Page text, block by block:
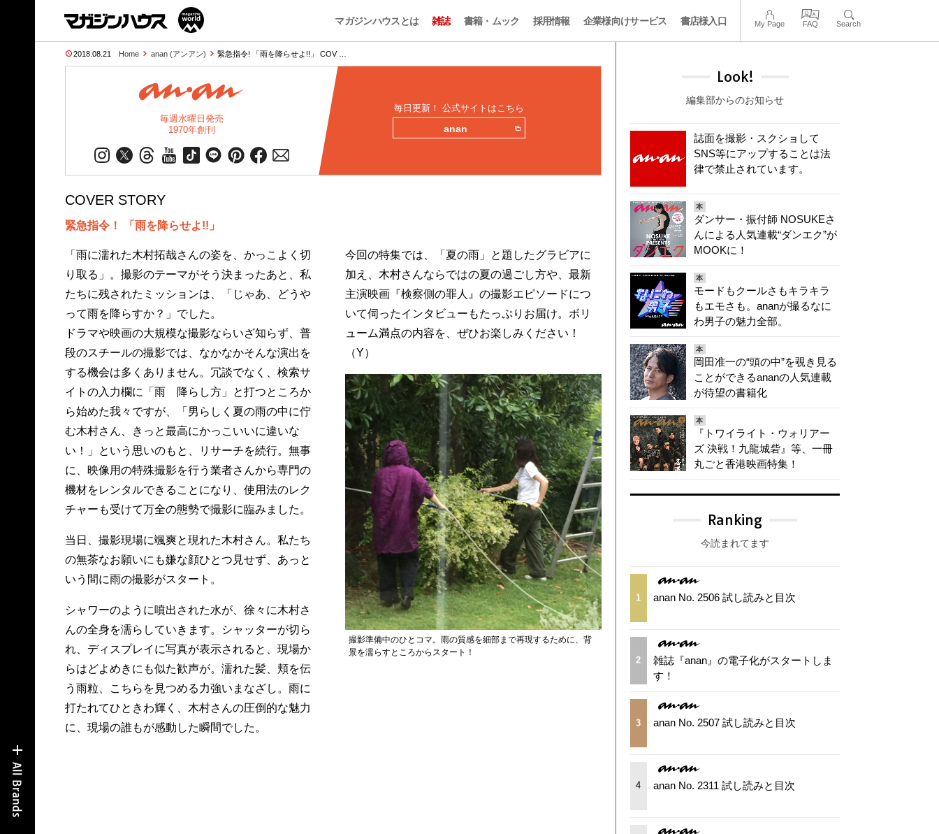
マガジンハウスとは 雑誌 書籍・ムック 採用情報 企業様向けサービス 書店様入口 My Page FAQ Search
2018.08.21 Home anan (アンアン) 緊急指令! 「雨を降らせよ!!」 COV …
毎週水曜日発売
1970年創刊
毎日更新！ 公式サイトはこちら
anan
COVER STORY
緊急指令！ 「雨を降らせよ!!」
「雨に濡れた木村拓哉さんの姿を、かっこよく切
り取る」。撮影のテーマがそう決まったあと、私
たちに残されたミッションは、「じゃあ、どうや
って雨を降らすか？」でした。
ドラマや映画の大規模な撮影ならいざ知らず、普
段のスチールの撮影では、なかなかそんな演出を
する機会は多くありません。冗談でなく、検索サ
イトの入力欄に「雨 降らし方」と打つところか
ら始めた我々ですが、「男らしく夏の雨の中に佇
む木村さん、きっと最高にかっこいいに違いな
い！」という思いのもと、リサーチを続行。無事
に、映像用の特殊撮影を行う業者さんから専門の
機材をレンタルできることになり、使用法のレク
チャーも受けて万全の態勢で撮影に臨みました。
当日、撮影現場に颯爽と現れた木村さん。私たち
の無茶なお願いにも嫌な顔ひとつ見せず、あっと
いう間に雨の撮影がスタート。
シャワーのように噴出された水が、徐々に木村さ
んの全身を濡らしていきます。シャッターが切ら
れ、ディスプレイに写真が表示されると、現場か
らはどよめきにも似た歓声が。濡れた髪、頬を伝
う雨粒、こちらを見つめる力強いまなざし。雨に
打たれてひときわ輝く、木村さんの圧倒的な魅力
に、現場の誰もが感動した瞬間でした。
今回の特集では、「夏の雨」と題したグラビアに
加え、木村さんならではの夏の過ごし方や、最新
主演映画『検察側の罪人』の撮影エピソードにつ
いて伺ったインタビューもたっぷりお届け。ボリ
ューム満点の内容を、ぜひお楽しみください！
（Y）
撮影準備中のひとコマ。雨の質感を細部まで再現するために、背
景を濡らすところからスタート！
Look!
編集部からのお知らせ
誌面を撮影・スクショして
SNS等にアップすることは法
律で禁止されています。
本
ダンサー・振付師 NOSUKEさ
んによる人気連載“ダンエク”が
MOOKに！
本
モードもクールさもキラキラ
もエモさも。ananが撮るなに
わ男子の魅力全部。
本
岡田准一の“頭の中”を覗き見る
ことができるananの人気連載
が待望の書籍化
本
『トワイライト・ウォリアー
ズ 決戦！九龍城砦』等、一冊
丸ごと香港映画特集！
Ranking
今読まれてます
1 anan No. 2506 試し読みと目次
2
雑誌『anan』の電子化がスタートしま
す！
3 anan No. 2507 試し読みと目次
4 anan No. 2311 試し読みと目次